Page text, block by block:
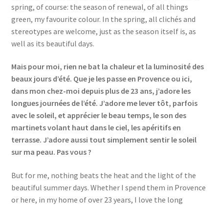
Events
Locations
My Bookings
Private
spring, of course: the season of renewal, of all things
green, my favourite colour. In the spring, all clichés and
stereotypes are welcome, just as the season itself is, as
well as its beautiful days.
Mais pour moi, rien ne bat la chaleur et la luminosité des
beaux jours d’été. Que je les passe en Provence ou ici,
dans mon chez-moi depuis plus de 23 ans, j’adore les
longues journées de l’été. J’adore me lever tôt, parfois
avec le soleil, et apprécier le beau temps, le son des
martinets volant haut dans le ciel, les apéritifs en
terrasse. J’adore aussi tout simplement sentir le soleil
sur ma peau. Pas vous ?
But for me, nothing beats the heat and the light of the
beautiful summer days. Whether I spend them in Provence
or here, in my home of over 23 years, I love the long